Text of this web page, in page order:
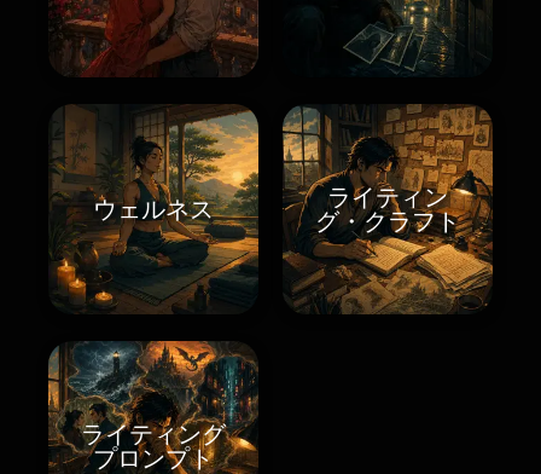
ウェルネス
ライティン
グ・クラフト
ライティング
プロンプト